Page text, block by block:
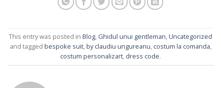
This entry was posted in Blog, Ghidul unui gentleman,Uncategorized
and tagged bespoke suit,by claudiu ungureanu, costum la comanda,
costum personalizart, dress code.